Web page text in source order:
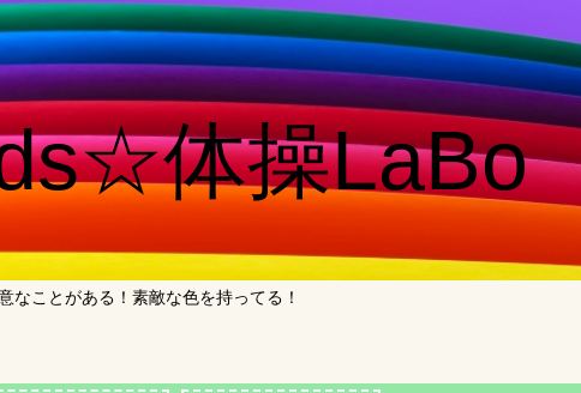
体操LaBo
なことがある！素敵な色を持ってる！